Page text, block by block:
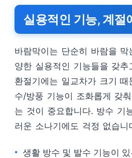
실용적인 기능, 계절
바람막이는 단순히 바람을
양한 실용적인 기능들을 갖추
환절기에는 일교차가 크기
수/방풍 기능이 조화롭게 갖
는 것이 중요합니다. 방수 기
러운 소나기에도 걱정 없습니
생활 방수 및 발수 기능이